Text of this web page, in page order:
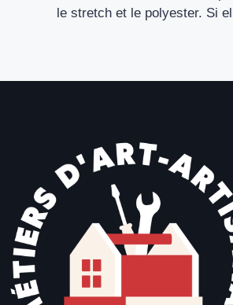
le stretch et le polyester. Si